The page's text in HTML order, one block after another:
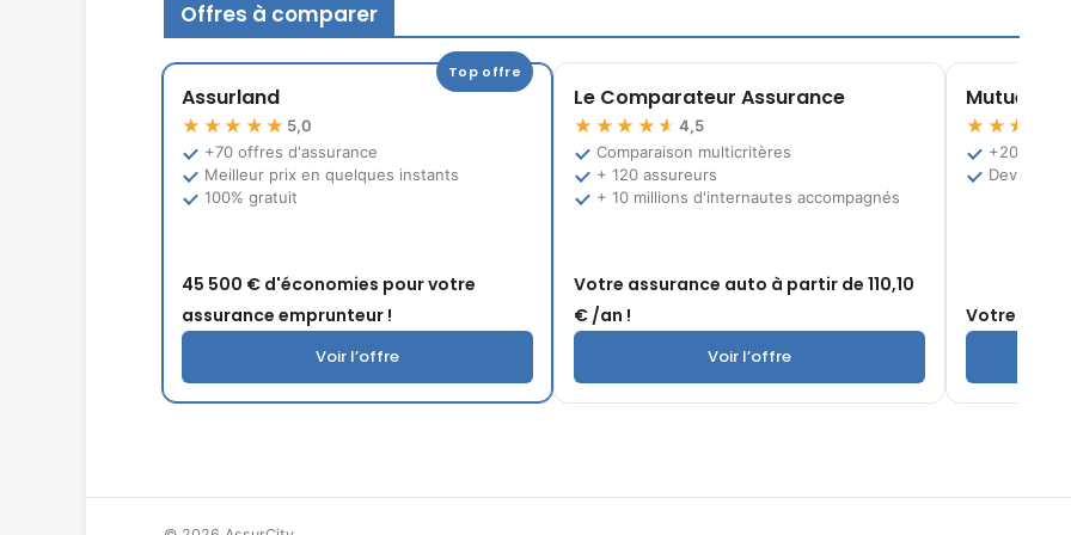
Offres à comparer
Top offre
Assurland
★★★★★ 5,0
+70 offres d'assurance
Meilleur prix en quelques instants
100% gratuit
45 500 € d'économies pour votre
assurance emprunteur !
Voir l’offre
Le Comparateur Assurance
★★★★★ 4,5
Comparaison multicritères
+ 120 assureurs
+ 10 millions d'internautes accompagnés
Votre assurance auto à partir de 110,10
€ /an !
Voir l’offre
Mutuelle.fr
★★★★★
+200
Devis
Votre